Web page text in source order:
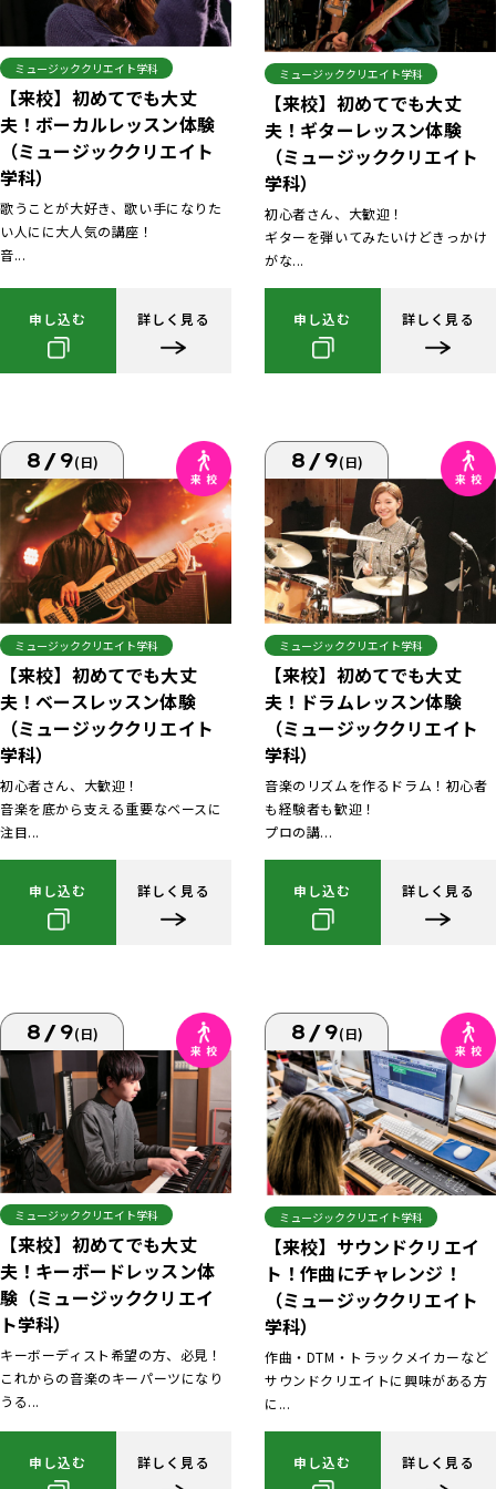
ミュージッククリエイト学科
【来校】初めてでも大丈
夫！ボーカルレッスン体験
（ミュージッククリエイト
学科）
歌うことが大好き、歌い手になりた
い人にに大人気の講座！
音...
申し込む 詳しく見る
ミュージッククリエイト学科
【来校】初めてでも大丈
夫！ギターレッスン体験
（ミュージッククリエイト
学科）
初心者さん、大歓迎！
ギターを弾いてみたいけどきっかけ
がな...
申し込む 詳しく見る
8/9(日)
ミュージッククリエイト学科
【来校】初めてでも大丈
夫！ベースレッスン体験
（ミュージッククリエイト
学科）
初心者さん、大歓迎！
音楽を底から支える重要なベースに
注目...
申し込む 詳しく見る
8/9(日)
ミュージッククリエイト学科
【来校】初めてでも大丈
夫！ドラムレッスン体験
（ミュージッククリエイト
学科）
音楽のリズムを作るドラム！初心者
も経験者も歓迎！
プロの講...
申し込む 詳しく見る
8/9(日)
ミュージッククリエイト学科
【来校】初めてでも大丈
夫！キーボードレッスン体
験（ミュージッククリエイ
ト学科）
キーボーディスト希望の方、必見！
これからの音楽のキーパーツになり
うる...
申し込む 詳しく見る
8/9(日)
ミュージッククリエイト学科
【来校】サウンドクリエイ
ト！作曲にチャレンジ！
（ミュージッククリエイト
学科）
作曲・DTM・トラックメイカーなど
サウンドクリエイトに興味がある方
に...
申し込む 詳しく見る